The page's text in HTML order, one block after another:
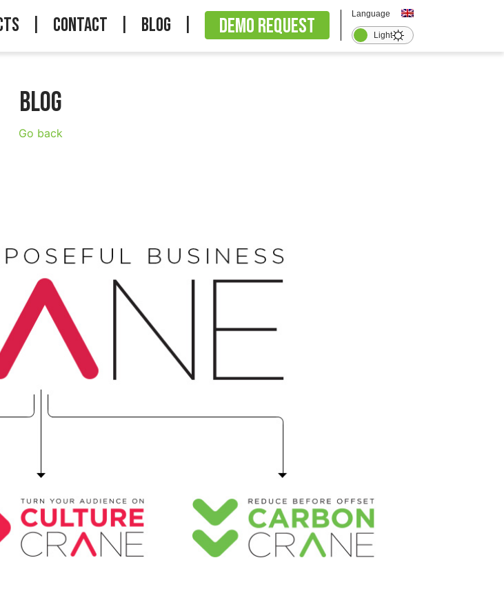
Contact Blog Demo request Language
Light
BLOG
Go back